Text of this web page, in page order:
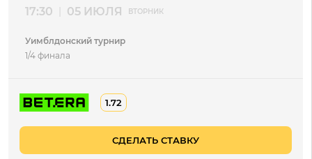
17:30 05 ИЮЛЯ ВТОРНИК
Уимблдонский турнир
1/4 финала
1.72
СДЕЛАТЬ СТАВКУ